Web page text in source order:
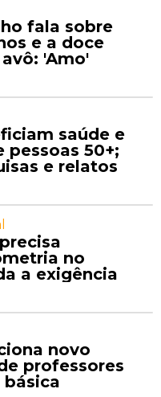
fala sobre
e a doce
'Amo'
saúde e
pessoas 50+;
e relatos
no
a exigência
novo
professores
básica